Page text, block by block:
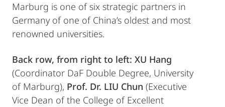
Marburg is one of six strategic partners in
Germany of one of China’s oldest and most
renowned universities.
Back row, from right to left: XU Hang
(Coordinator DaF Double Degree, University
of Marburg), Prof. Dr. LIU Chun (Executive
Vice Dean of the College of Excellent